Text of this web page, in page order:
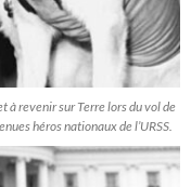
à revenir sur Terre lors du vol de
héros nationaux de l’URSS.